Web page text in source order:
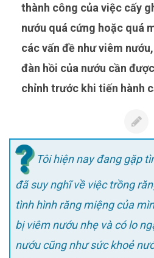
thành công của việc cấy
nướu quá cứng hoặc quá
các vấn đề như viêm
đàn hồi của nướu cần
chỉnh trước khi tiến hành
Tôi hiện nay đang gặp
đã suy nghĩ về việc trồng
tình hình răng miệng của
bị viêm nướu nhẹ và có lo
nướu cũng như sức khoẻ